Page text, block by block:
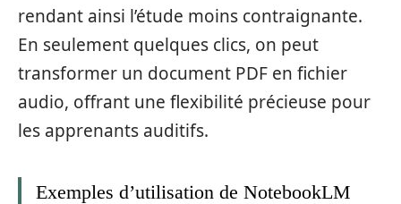
rendant ainsi l’étude moins contraignante.
En seulement quelques clics, on peut
transformer un document PDF en fichier
audio, offrant une flexibilité précieuse pour
les apprenants auditifs.
Exemples d’utilisation de NotebookLM